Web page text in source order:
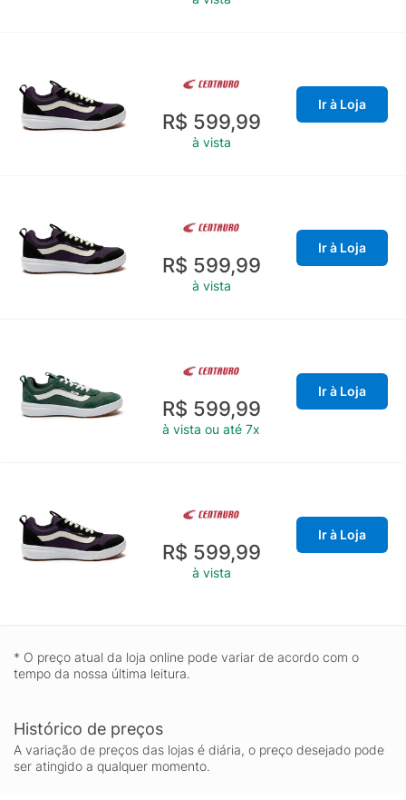
R$ 599,99
à vista
Ir à Loja
R$ 599,99
à vista
Ir à Loja
R$ 599,99
à vista ou até 7x
Ir à Loja
R$ 599,99
à vista
Ir à Loja
* O preço atual da loja online pode variar de acordo com o
tempo da nossa última leitura.
Histórico de preços
A variação de preços das lojas é diária, o preço desejado pode
ser atingido a qualquer momento.